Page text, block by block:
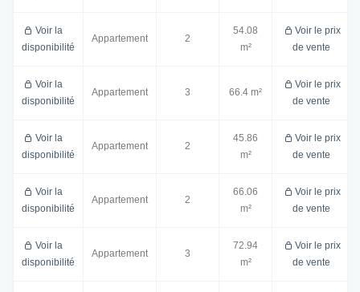
Voir la
disponibilité
Appartement 2
54.08
m²
Voir le prix
de vente
Voir la
disponibilité
Appartement 3 66.4 m²
Voir le prix
de vente
Voir la
disponibilité
Appartement 2
45.86
m²
Voir le prix
de vente
Voir la
disponibilité
Appartement 2
66.06
m²
Voir le prix
de vente
Voir la
disponibilité
Appartement 3
72.94
m²
Voir le prix
de vente